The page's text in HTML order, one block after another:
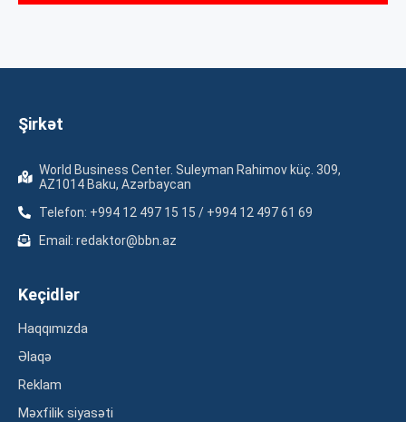
Şirkət
World Business Center. Suleyman Rahimov küç. 309,
AZ1014 Baku, Azərbaycan
Telefon: +994 12 497 15 15 / +994 12 497 61 69
Email: redaktor@bbn.az
Keçidlər
Haqqımızda
Əlaqə
Reklam
Məxfilik siyasəti